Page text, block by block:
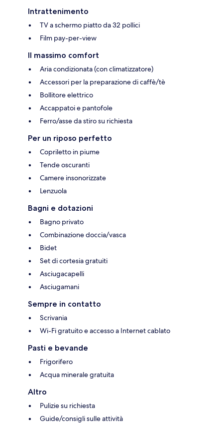
Intrattenimento
TV a schermo piatto da 32 pollici
Film pay-per-view
Il massimo comfort
Aria condizionata (con climatizzatore)
Accessori per la preparazione di caffè/tè
Bollitore elettrico
Accappatoi e pantofole
Ferro/asse da stiro su richiesta
Per un riposo perfetto
Copriletto in piume
Tende oscuranti
Camere insonorizzate
Lenzuola
Bagni e dotazioni
Bagno privato
Combinazione doccia/vasca
Bidet
Set di cortesia gratuiti
Asciugacapelli
Asciugamani
Sempre in contatto
Scrivania
Wi-Fi gratuito e accesso a Internet cablato
Pasti e bevande
Frigorifero
Acqua minerale gratuita
Altro
Pulizie su richiesta
Guide/consigli sulle attività